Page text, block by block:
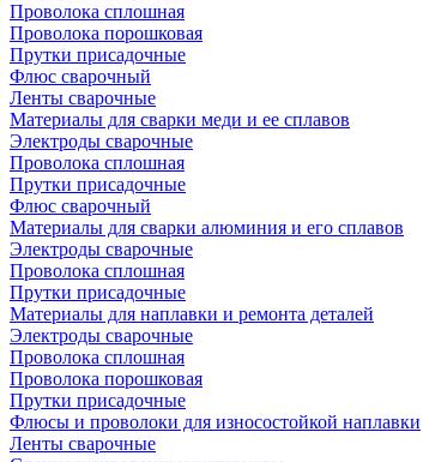
Проволока сплошная
Проволока порошковая
Прутки присадочные
Флюс сварочный
Ленты сварочные
Материалы для сварки меди и ее сплавов
Электроды сварочные
Проволока сплошная
Прутки присадочные
Флюс сварочный
Материалы для сварки алюминия и его сплавов
Электроды сварочные
Проволока сплошная
Прутки присадочные
Материалы для наплавки и ремонта деталей
Электроды сварочные
Проволока сплошная
Проволока порошковая
Прутки присадочные
Флюсы и проволоки для износостойкой наплавки
Ленты сварочные